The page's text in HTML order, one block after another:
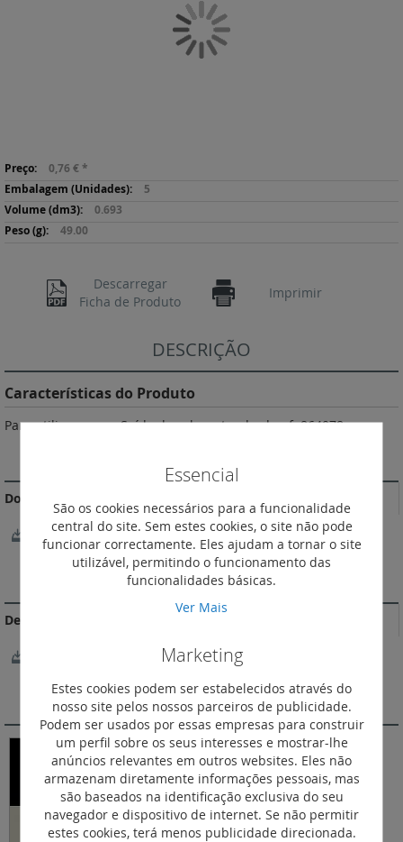
Mais
informação
0,76 € *
5
0.693
49.00
Descarregar
Ficha de Produto
Imprimir
o
início
imagens
DESCRIÇÃO
Características do Produto
Para utilizar com a Saída de cabos standard, ref. 864078.
Documentação Comercial
Catálogo Niloé Step
DOCUMENTAÇÃO DE CONFORMIDADE
Declarações e certificados de conformidade
OC / CB - HU-002039-M1
VIDEOS
Essencial
São os cookies necessários para a funcionalidade
central do site. Sem estes cookies, o site não pode
funcionar correctamente. Eles ajudam a tornar o site
utilizável, permitindo o funcionamento das
funcionalidades básicas.
Ver Mais
Marketing
Estes cookies podem ser estabelecidos através do
nosso site pelos nossos parceiros de publicidade.
Podem ser usados por essas empresas para construir
um perfil sobre os seus interesses e mostrar-lhe
anúncios relevantes em outros websites. Eles não
armazenam diretamente informações pessoais, mas
são baseados na identificação exclusiva do seu
navegador e dispositivo de internet. Se não permitir
estes cookies, terá menos publicidade direcionada.